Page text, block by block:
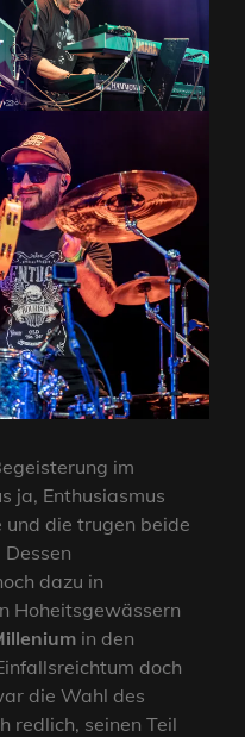
im
ja, Enthusiasmus
und die trugen beide
Dessen
dazu in
Hoheitsgewässern
in den
doch
die Wahl des
redlich, seinen Teil